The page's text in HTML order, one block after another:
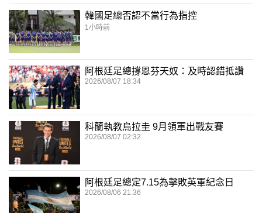
韓國足總否認不當行為指控
1小時前
阿根廷足總撐恩芬天奴：及時認錯抵讚
2026/08/07 18:34
科蘭執教烏拉圭 9月領軍出戰友賽
2026/08/07 02:32
阿根廷足總定7.15為擊敗英軍紀念日
2026/08/06 21:36